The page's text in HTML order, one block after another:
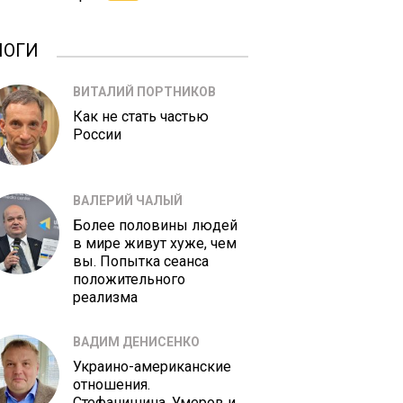
ВИТАЛИЙ ПОРТНИКОВ
Как не стать частью
России
ВАЛЕРИЙ ЧАЛЫЙ
Более половины людей
в мире живут хуже, чем
вы. Попытка сеанса
положительного
реализма
ВАДИМ ДЕНИСЕНКО
Украино-американские
отношения.